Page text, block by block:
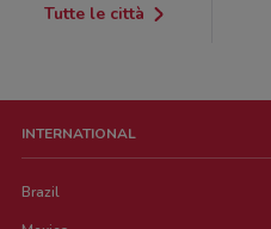
Tutte le città
INTERNATIONAL
Brazil